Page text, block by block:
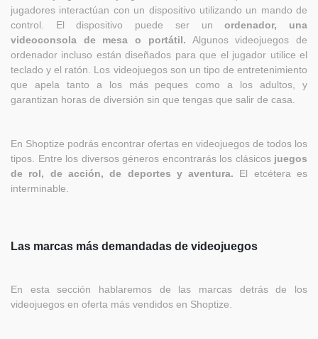
jugadores interactúan con un dispositivo utilizando un mando de
control. El dispositivo puede ser unordenador, una
videoconsola de mesa o portátil. Algunos videojuegos de
ordenador incluso están diseñados para que el jugador utilice el
teclado y el ratón. Los videojuegos son un tipo de entretenimiento
que apela tanto a los más peques como a los adultos, y
garantizan horas de diversión sin que tengas que salir de casa.
En Shoptize podrás encontrar ofertas en videojuegos de todos los
tipos. Entre los diversos géneros encontrarás los clásicos juegos
de rol, de acción, de deportes y aventura. El etcétera es
interminable.
Las marcas más demandadas de videojuegos
En esta sección hablaremos de las marcas detrás de los
videojuegos en oferta más vendidos en Shoptize.